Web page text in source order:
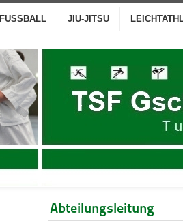
FUSSBALL JIU-JITSU
Abteilungsleitung